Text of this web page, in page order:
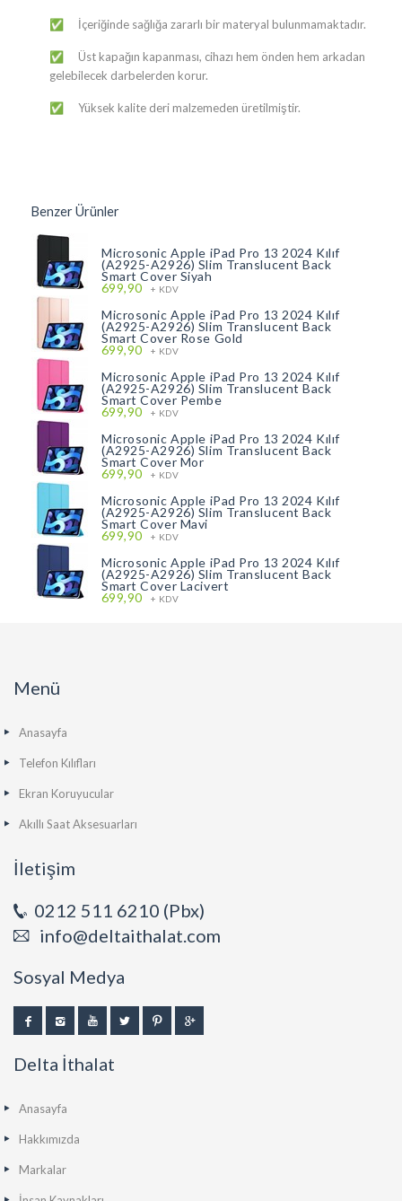
✅ ​​​​​​​​​​​​​​​​​​​​​​​​​​​​​​​​​​​​​İçeriğinde sağlığa zararlı bir materyal bulunmamaktadır.
✅ ​​​​​​​​​​​​​​​​​​​​​​​​​​​​​​​​​​​​​Üst kapağın kapanması, cihazı hem önden hem arkadan
gelebilecek darbelerden korur.
✅ ​​​​​​​​​​​​​​​​​​​​​​​​​​​​​​​​​​​​​Yüksek kalite deri malzemeden üretilmiştir.
Benzer Ürünler
Microsonic Apple iPad Pro 13 2024 Kılıf
(A2925-A2926) Slim Translucent Back
Smart Cover Siyah
699,90 + KDV
Microsonic Apple iPad Pro 13 2024 Kılıf
(A2925-A2926) Slim Translucent Back
Smart Cover Rose Gold
699,90 + KDV
Microsonic Apple iPad Pro 13 2024 Kılıf
(A2925-A2926) Slim Translucent Back
Smart Cover Pembe
699,90 + KDV
Microsonic Apple iPad Pro 13 2024 Kılıf
(A2925-A2926) Slim Translucent Back
Smart Cover Mor
699,90 + KDV
Microsonic Apple iPad Pro 13 2024 Kılıf
(A2925-A2926) Slim Translucent Back
Smart Cover Mavi
699,90 + KDV
Microsonic Apple iPad Pro 13 2024 Kılıf
(A2925-A2926) Slim Translucent Back
Smart Cover Lacivert
699,90 + KDV
Menü
Anasayfa
Telefon Kılıfları
Ekran Koruyucular
Akıllı Saat Aksesuarları
İletişim
0212 511 6210 (Pbx)
info@deltaithalat.com
Sosyal Medya
Delta İthalat
Anasayfa
Hakkımızda
Markalar